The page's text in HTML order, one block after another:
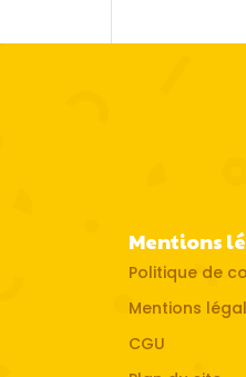
Mentions
Politique de
Mentions
CGU